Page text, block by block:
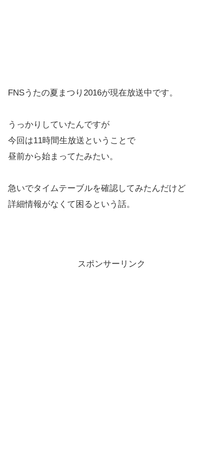
FNSうたの夏まつり2016が現在放送中です。
うっかりしていたんですが
今回は11時間生放送ということで
昼前から始まってたみたい。
急いでタイムテーブルを確認してみたんだけど
詳細情報がなくて困るという話。
スポンサーリンク